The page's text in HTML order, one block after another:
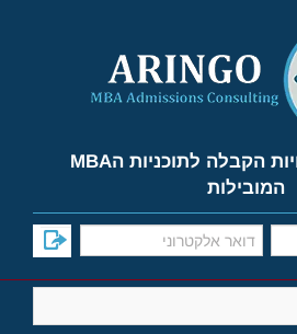
למד על אפשרויות הקבלה לתוכניות הMBA
המובילות